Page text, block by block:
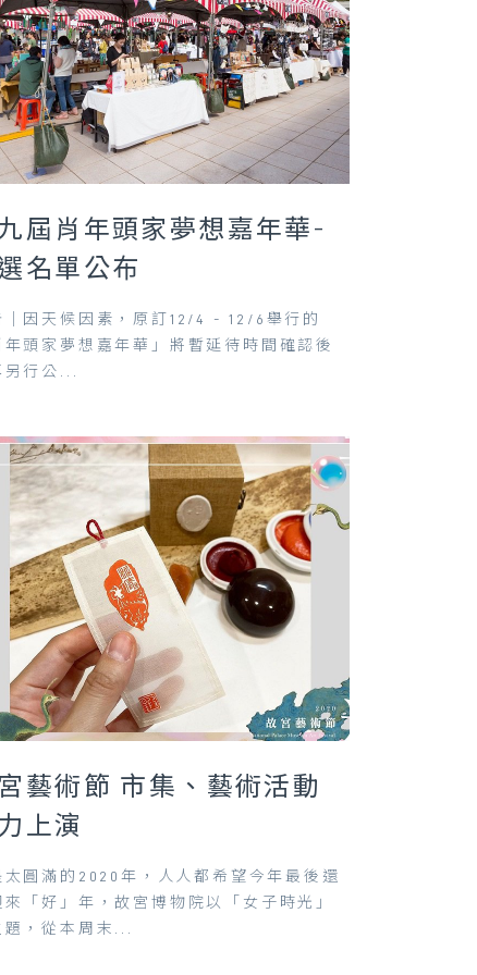
屆肖年頭家夢想嘉年華-
名單公布
｜因天候因素，原訂12/4 - 12/6舉行的
年頭家夢想嘉年華」將暫延待時間確認後
另行公...
藝術節 市集、藝術活動
上演
太圓滿的2020年，人人都希望今年最後還
來「好」年，故宮博物院以「女子時光」
題，從本周末...